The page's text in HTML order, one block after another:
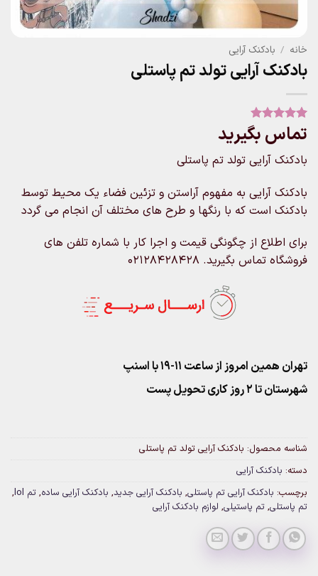
خانه / بادکنک آرایی
بادکنک آرایی تولد تم پاستلی
امتیاز
از
5 امتیاز
1
تماس بگیرید
بادکنک آرایی تولد تم پاستلی
بادکنک آرایی به مفهوم آراستن و تزئین فضاء یک محیط توسط
بادکنک است که با رنگها و طرح های مختلف آن انجام می گردد
برای اطلاع از چگونگی قیمت و اجرا کار با شماره تلفن های
فروشگاه تماس بگیرید. 02128428428
تهران همین امروز از ساعت ۱۱-۱۹ با اسنپ
شهرستان تا 2 روز کاری تحویل پست
شناسه محصول: بادکنک آرایی تولد تم پاستلی
دسته: بادکنک آرایی
برچسب: بادکنک آرایی تم پاستلی, بادکنک آرایی جدید, بادکنک آرایی ساده, تم lol
,
تم پاستلی, تم پاستیلی, لوازم بادکنک آرایی